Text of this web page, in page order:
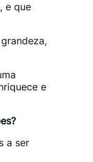
e que
e
a ser